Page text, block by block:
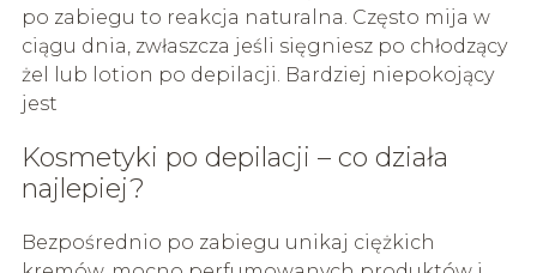
po zabiegu to reakcja naturalna. Często mija w
ciągu dnia, zwłaszcza jeśli sięgniesz po chłodzący
żel lub lotion po depilacji. Bardziej niepokojący
jest
Kosmetyki po depilacji – co działa
najlepiej?
Bezpośrednio po zabiegu unikaj ciężkich